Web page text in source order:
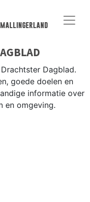
Dagblad.
goede doelen en
informatie over
en omgeving.